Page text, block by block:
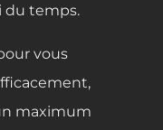
du temps.
vous
maximum